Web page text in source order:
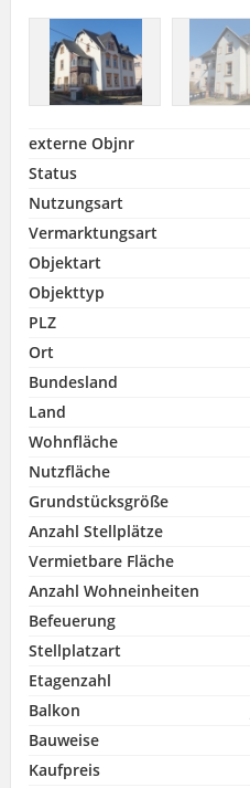
externe Objnr
Status
Nutzungsart
Vermarktungsart
Objektart
Objekttyp
PLZ
Ort
Bundesland
Land
Wohnfläche
Nutzfläche
Grundstücksgröße
Anzahl Stellplätze
Vermietbare Fläche
Anzahl Wohneinheiten
Befeuerung
Stellplatzart
Etagenzahl
Balkon
Bauweise
Kaufpreis